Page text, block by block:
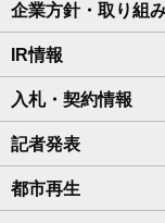
企業方針・取り組
IR情報
入札・契約情報
記者発表
都市再生